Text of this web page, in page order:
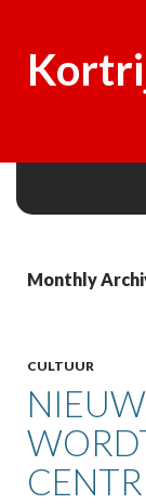
Monthly
CULTUUR